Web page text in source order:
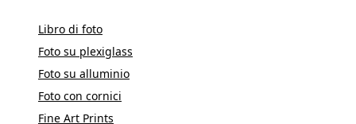
Libro di foto
Foto su plexiglass
Foto su alluminio
Foto con cornici
Fine Art Prints